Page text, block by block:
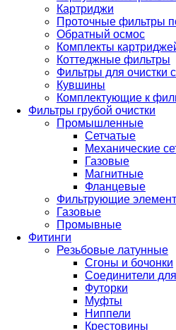
Картриджи
Проточные фильтры
Обратный осмос
Комплекты
Коттеджные фильтры
Фильтры для очистки
Кувшины
Комплектующие к
Фильтры грубой очистки
Промышленные
Сетчатые
Механические
Газовые
Магнитные
Фланцевые
Фильтрующие
Газовые
Промывные
Фитинги
Резьбовые латунные
Сгоны и бочонки
Соединители
Футорки
Муфты
Ниппели
Крестовины